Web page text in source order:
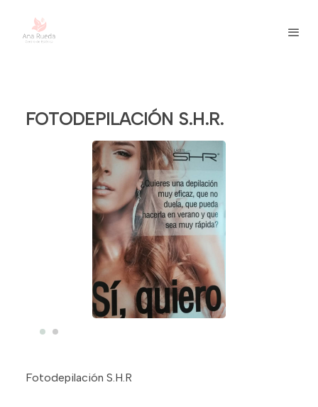
FOTODEPILACIÓN S.H.R.
Fotodepilación S.H.R